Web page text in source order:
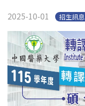
2025-10-01 招生訊息